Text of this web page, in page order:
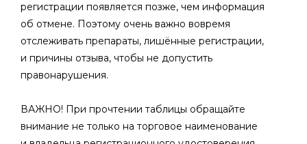
регистрации появляется позже, чем информация
об отмене. Поэтому очень важно вовремя
отслеживать препараты, лишённые регистрации,
и причины отзыва, чтобы не допустить
правонарушения.
ВАЖНО! При прочтении таблицы обращайте
внимание не только на торговое наименование